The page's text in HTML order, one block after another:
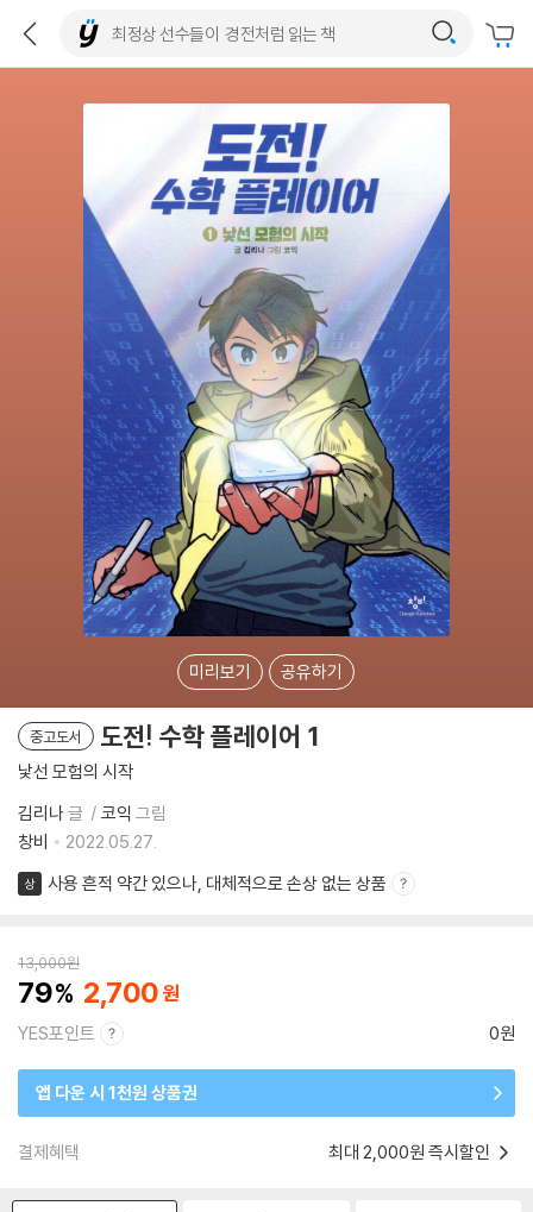
미리보기 공유하기
중고도서 도전! 수학 플레이어 1
낯선 모험의 시작
김리나글 코익 그림
창비
2022.05.27.
상 사용 흔적 약간 있으나, 대체적으로 손상 없는 상품
13,000원
79 2,700
YES포인트 0원
앱 다운 시 1천원 상품권
결제혜택 최대 2,000원 즉시할인